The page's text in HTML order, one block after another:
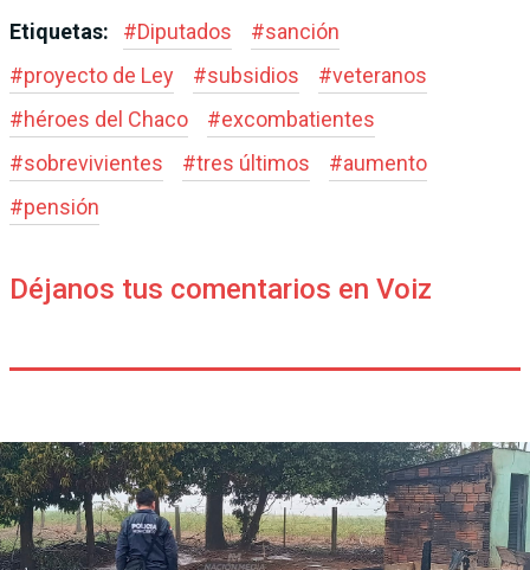
Etiquetas: #Diputados #sanción
#proyecto de Ley #subsidios #veteranos
#héroes del Chaco #excombatientes
#sobrevivientes #tres últimos #aumento
#pensión
Déjanos tus comentarios en Voiz